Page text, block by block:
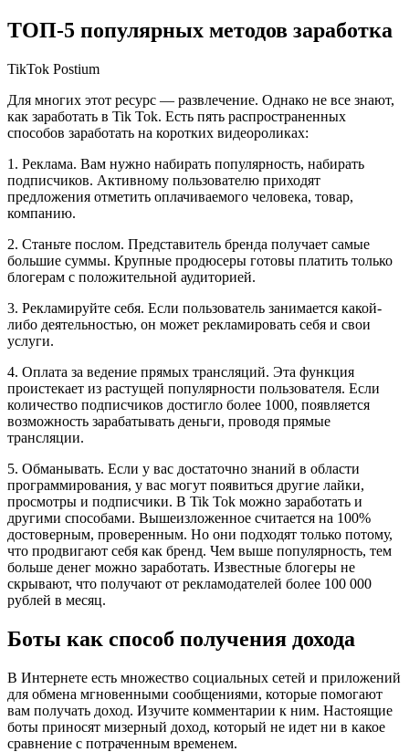
ТОП-5 популярных методов заработка
TikTok Postium
Для многих этот ресурс — развлечение. Однако не все знают,
как заработать в Tik Tok. Есть пять распространенных
способов заработать на коротких видеороликах:
1. Реклама. Вам нужно набирать популярность, набирать
подписчиков. Активному пользователю приходят
предложения отметить оплачиваемого человека, товар,
компанию.
2. Станьте послом. Представитель бренда получает самые
большие суммы. Крупные продюсеры готовы платить только
блогерам с положительной аудиторией.
3. Рекламируйте себя. Если пользователь занимается какой-
либо деятельностью, он может рекламировать себя и свои
услуги.
4. Оплата за ведение прямых трансляций. Эта функция
проистекает из растущей популярности пользователя. Если
количество подписчиков достигло более 1000, появляется
возможность зарабатывать деньги, проводя прямые
трансляции.
5. Обманывать. Если у вас достаточно знаний в области
программирования, у вас могут появиться другие лайки,
просмотры и подписчики. В Tik Tok можно заработать и
другими способами. Вышеизложенное считается на 100%
достоверным, проверенным. Но они подходят только потому,
что продвигают себя как бренд. Чем выше популярность, тем
больше денег можно заработать. Известные блогеры не
скрывают, что получают от рекламодателей более 100 000
рублей в месяц.
Боты как способ получения дохода
В Интернете есть множество социальных сетей и приложений
для обмена мгновенными сообщениями, которые помогают
вам получать доход. Изучите комментарии к ним. Настоящие
боты приносят мизерный доход, который не идет ни в какое
сравнение с потраченным временем.